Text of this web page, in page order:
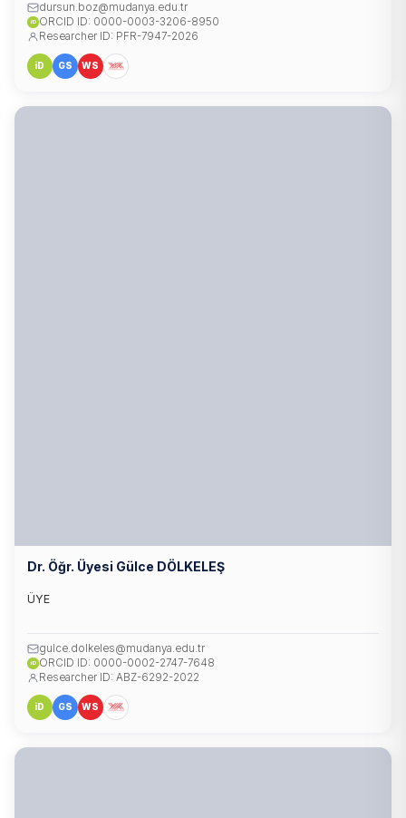
dursun.boz@mudanya.edu.tr
iD ORCID ID: 0000-0003-3206-8950
Researcher ID: PFR-7947-2026
iD GS WS
Dr. Öğr. Üyesi Gülce DÖLKELEŞ
ÜYE
gulce.dolkeles@mudanya.edu.tr
iD ORCID ID: 0000-0002-2747-7648
Researcher ID: ABZ-6292-2022
iD GS WS